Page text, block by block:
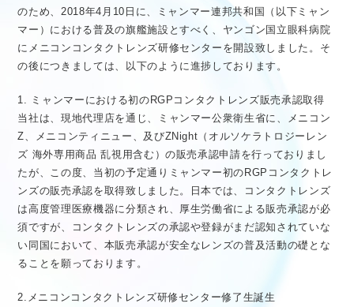
のため、2018年4月10日に、ミャンマー連邦共和国（以下ミャン
マー）における普及の旗艦施設とすべく、ヤンゴン国立眼科病院
にメニコンコンタクトレンズ研修センターを開設致しました。そ
の後につきましては、以下のように進捗しております。
1. ミャンマーにおける初のRGPコンタクトレンズ販売承認取得
当社は、現地代理店を通じ、ミャンマー公衆衛生省に、メニコン
Z、メニコンティニュー、及びZNight（オルソケラトロジーレン
ズ 海外専用商品 乱視用含む）の販売承認申請を行っておりまし
たが、この度、当初の予定通りミャンマー初のRGPコンタクトレ
ンズの販売承認を取得致しました。日本では、コンタクトレンズ
は高度管理医療機器に分類され、厚生労働省による販売承認が必
須ですが、コンタクトレンズの承認や登録がまだ認知されていな
い同国において、本販売承認が安全なレンズの普及活動の礎とな
ることを願っております。
2.メニコンコンタクトレンズ研修センター修了生誕生